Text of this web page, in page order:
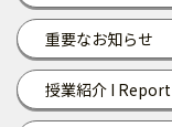
重要なお知らせ
授業紹介 I Report